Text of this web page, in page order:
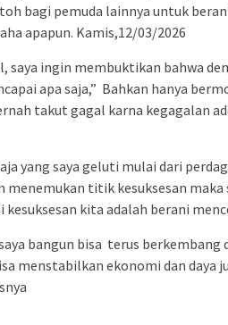
bagi pemuda lainnya untuk
apapun. Kamis,12/03/2026
saya ingin membuktikan bahwa
apa saja,” Bahkan hanya
takut gagal karna kegagalan
yang saya geluti mulai dari
menemukan titik kesuksesan maka
kita adalah berani
bangun bisa terus
menstabilkan ekonomi dan daya